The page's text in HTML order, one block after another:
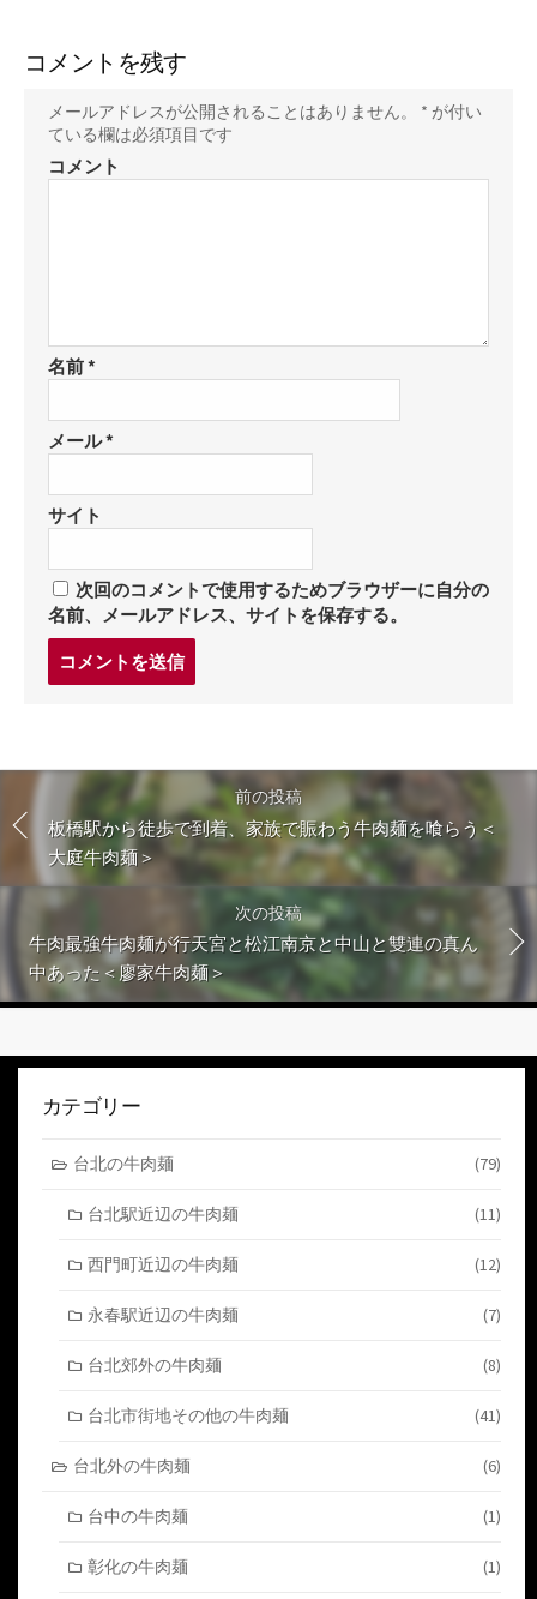
ク
ー
ク
に
コメントを残す
メールアドレスが公開されることはありません。 * が付い
ている欄は必須項目です
コメント
名前*
メール*
サイト
次回のコメントで使用するためブラウザーに自分の
名前、メールアドレス、サイトを保存する。
る
前の投稿
板橋駅から徒歩で到着、家族で賑わう牛肉麺を喰らう＜
大庭牛肉麺＞
次の投稿
牛肉最強牛肉麺が行天宮と松江南京と中山と雙連の真ん
中あった＜廖家牛肉麺＞
カテゴリー
台北の牛肉麺 (79)
台北駅近辺の牛肉麺 (11)
西門町近辺の牛肉麺 (12)
永春駅近辺の牛肉麺 (7)
台北郊外の牛肉麺 (8)
台北市街地その他の牛肉麺 (41)
台北外の牛肉麺 (6)
台中の牛肉麺 (1)
彰化の牛肉麺 (1)